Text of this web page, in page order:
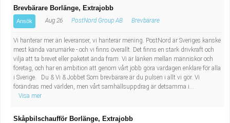
Naturvetenskapligt arbete
Pedagogiskt arbete
Sanering och renhållning
Socialt arbete
Läkarsekreterare/Vårdadmin/Medicinsk
sekreterare
Lastbilsförare m.fl.
Fastighetsskötare
Brevbärare Borlänge, Extrajobb
Ansök Aug 26 PostNord Group AB Brevbärare
Vi hanterar mer än leveranser, vi hanterar mening. PostNord är Sveriges kanske
mest kända varumärke - och vi finns överallt. Det finns en stark drivkraft och
vilja att ta brevet eller paketet ända fram. Vi är länken mellan människor och
företag, och har en ambition att genom vårt jobb göra vardagen enklare för alla
i Sverige. Du & Vi & Jobbet Som brevbärare är du pulsen i allt vi gör. Vi
förändras med världen, men vårt samhällsuppdrag är detsamma i...
Visa mer
Skåpbilschaufför Borlänge, Extrajobb